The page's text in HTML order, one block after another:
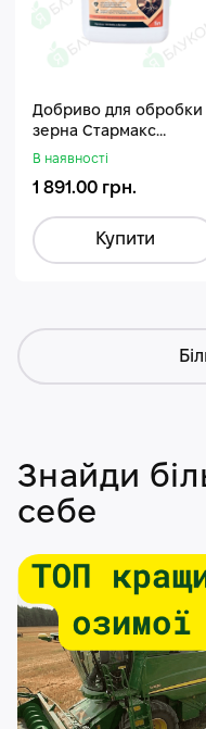
Добриво для обробки
зерна Стармакс
Гуміфос
В наявності
1 891.00 грн.
Купити
Знайди
себе